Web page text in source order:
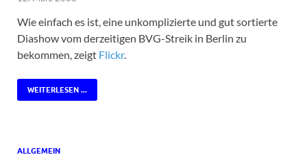
Wie einfach es ist, eine unkomplizierte und gut sortierte
Diashow vom derzeitigen BVG-Streik in Berlin zu
bekommen, zeigt Flickr.
WEITERLESEN ...
ALLGEMEIN